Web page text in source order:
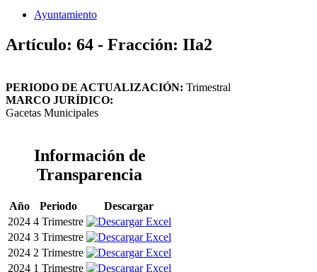
Ayuntamiento
Artículo: 64 - Fracción: IIa2
PERIODO DE ACTUALIZACIÓN: Trimestral
MARCO JURÍDICO:
Gacetas Municipales
Información de
Transparencia
Año Periodo
Descargar
2024 4 Trimestre
2024 3 Trimestre
2024 2 Trimestre
2024 1 Trimestre